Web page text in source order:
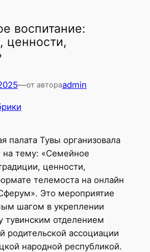
воспитание:
ценности,
—от автораadmin
палата Тувы организовала
на тему: «Семейное
ценности,
телемоста на онлайн
Это мероприятие
шагом в укреплении
тувинским отделением
родительской ассоциации
народной республикой.